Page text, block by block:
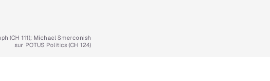
(CH 111); Michael Smerconish
sur POTUS Politics (CH 124)